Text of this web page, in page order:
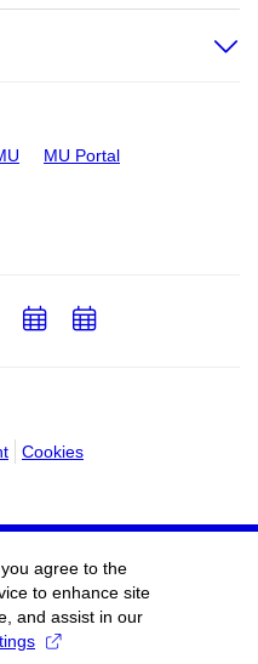
MU Portal
Cookies
AddAdd
you agree to the
to enhance site
and assist in our